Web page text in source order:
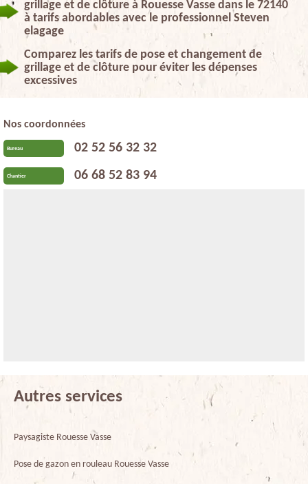
grillage et de clôture à Rouesse Vasse dans le 72140
à tarifs abordables avec le professionnel Steven
elagage
Comparez les tarifs de pose et changement de
grillage et de clôture pour éviter les dépenses
excessives
Nos coordonnées
Bureau 02 52 56 32 32
Chantier 06 68 52 83 94
Autres services
Paysagiste Rouesse Vasse
Pose de gazon en rouleau Rouesse Vasse